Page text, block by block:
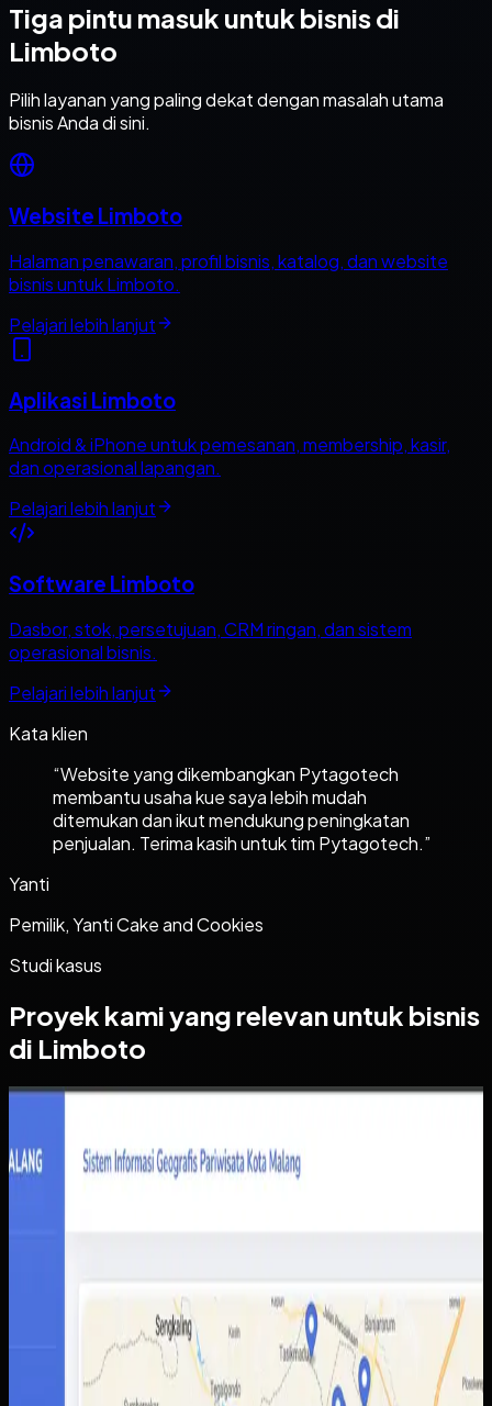
Tiga pintu masuk untuk bisnis di
Limboto
Pilih layanan yang paling dekat dengan masalah utama
bisnis Anda di sini.
Website Limboto
Halaman penawaran, profil bisnis, katalog, dan website
bisnis untuk Limboto.
Pelajari lebih lanjut
Aplikasi Limboto
Android & iPhone untuk pemesanan, membership, kasir,
dan operasional lapangan.
Pelajari lebih lanjut
Software Limboto
Dasbor, stok, persetujuan, CRM ringan, dan sistem
operasional bisnis.
Pelajari lebih lanjut
Kata klien
“Website yang dikembangkan Pytagotech
membantu usaha kue saya lebih mudah
ditemukan dan ikut mendukung peningkatan
penjualan. Terima kasih untuk tim Pytagotech.”
Yanti
Pemilik, Yanti Cake and Cookies
Studi kasus
Proyek kami yang relevan untuk bisnis
di Limboto
Sistem Informasi Geografis Pariwisata Kota Malang
Informasi destinasi wisata tersebar di berbagai sumber
dengan kualitas data yang tidak selalu konsisten.
Akibatnya wisatawan sulit membandingkan pilihan,
sementara pengelola daerah kesulitan menampilkan
potensi wisata secara lebih utuh.